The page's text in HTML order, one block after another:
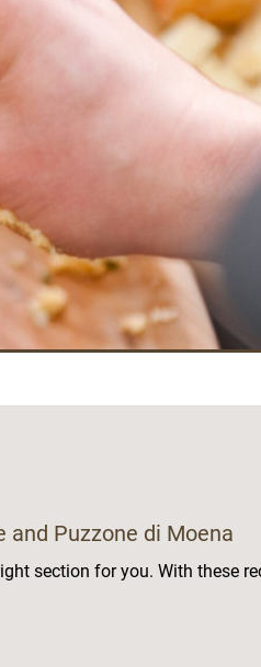
Puzzone di Moena
section for you. With these